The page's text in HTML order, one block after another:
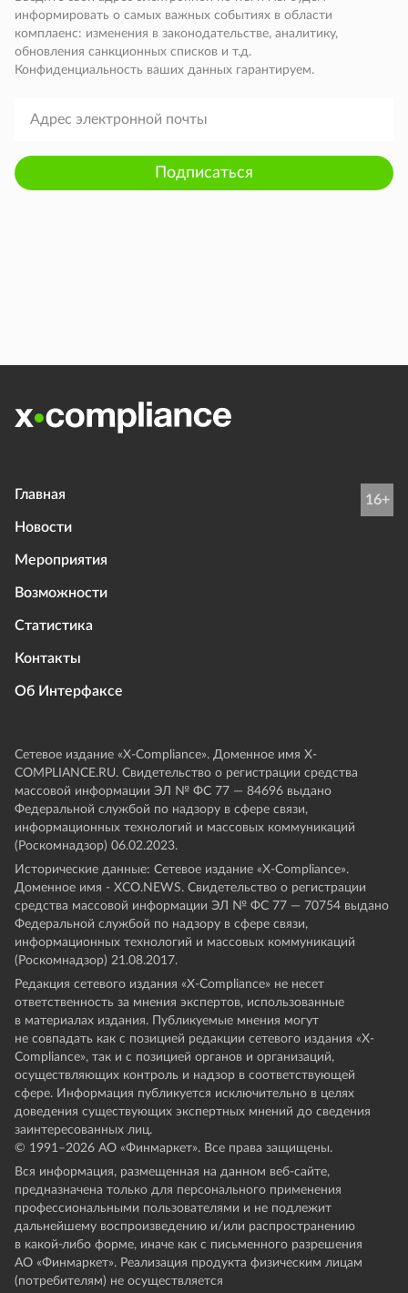
информировать о самых важных событиях в области
комплаенс: изменения в законодательстве, аналитику,
обновления санкционных списков и т.д.
Конфиденциальность ваших данных гарантируем.
Подписаться
Главная
Новости
Мероприятия
Возможности
Статистика
Контакты
Об Интерфаксе
16+
Сетевое издание «Х-Compliance». Доменное имя X-
COMPLIANCE.RU. Свидетельство о регистрации средства
массовой информации ЭЛ № ФС 77 — 84696 выдано
Федеральной службой по надзору в сфере связи,
информационных технологий и массовых коммуникаций
(Роскомнадзор) 06.02.2023.
Исторические данные: Сетевое издание «Х-Compliance».
Доменное имя - XCO.NEWS. Свидетельство о регистрации
средства массовой информации ЭЛ № ФС 77 — 70754 выдано
Федеральной службой по надзору в сфере связи,
информационных технологий и массовых коммуникаций
(Роскомнадзор) 21.08.2017.
Редакция сетевого издания «X-Compliance» не несет
ответственность за мнения экспертов, использованные
в материалах издания. Публикуемые мнения могут
не совпадать как с позицией редакции сетевого издания «X-
Compliance», так и с позицией органов и организаций,
осуществляющих контроль и надзор в соответствующей
сфере. Информация публикуется исключительно в целях
доведения существующих экспертных мнений до сведения
заинтересованных лиц.
© 1991–2026 АО «Финмаркет». Все права защищены.
Вся информация, размещенная на данном веб-сайте,
предназначена только для персонального применения
профессиональными пользователями и не подлежит
дальнейшему воспроизведению и/или распространению
в какой-либо форме, иначе как с письменного разрешения
АО «Финмаркет». Реализация продукта физическим лицам
(потребителям) не осуществляется